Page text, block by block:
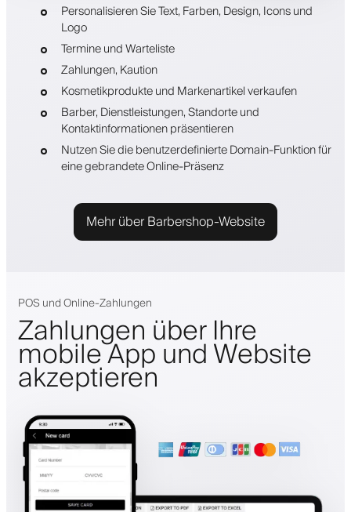
Personalisieren Sie Text, Farben, Design, Icons und
Logo
Termine und Warteliste
Zahlungen, Kaution
Kosmetikprodukte und Markenartikel verkaufen
Barber, Dienstleistungen, Standorte und
Kontaktinformationen präsentieren
Nutzen Sie die benutzerdefinierte Domain-Funktion für
eine gebrandete Online-Präsenz
Mehr über Barbershop-Website
POS und Online-Zahlungen
Zahlungen über Ihre
mobile App und Website
akzeptieren